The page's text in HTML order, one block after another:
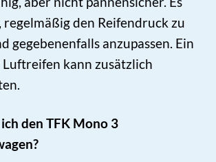
regelmäßig den Reifendruck zu
gegebenenfalls anzupassen. Ein
kann zusätzlich
den TFK Mono 3